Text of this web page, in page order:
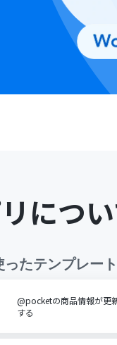
につ
ったテンプレート
@pocketの商品情報が更
する